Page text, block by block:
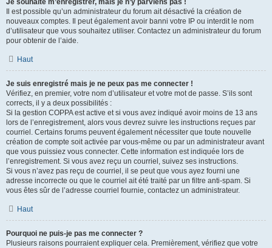
Je souhaite m’enregistrer, mais je n’y parviens pas !
Il est possible qu’un administrateur du forum ait désactivé la création de
nouveaux comptes. Il peut également avoir banni votre IP ou interdit le nom
d’utilisateur que vous souhaitez utiliser. Contactez un administrateur du forum
pour obtenir de l’aide.
Haut
Je suis enregistré mais je ne peux pas me connecter !
Vérifiez, en premier, votre nom d’utilisateur et votre mot de passe. S’ils sont
corrects, il y a deux possibilités :
Si la gestion COPPA est active et si vous avez indiqué avoir moins de 13 ans
lors de l’enregistrement, alors vous devrez suivre les instructions reçues par
courriel. Certains forums peuvent également nécessiter que toute nouvelle
création de compte soit activée par vous-même ou par un administrateur avant
que vous puissiez vous connecter. Cette information est indiquée lors de
l’enregistrement. Si vous avez reçu un courriel, suivez ses instructions.
Si vous n’avez pas reçu de courriel, il se peut que vous ayez fourni une
adresse incorrecte ou que le courriel ait été traité par un filtre anti-spam. Si
vous êtes sûr de l’adresse courriel fournie, contactez un administrateur.
Haut
Pourquoi ne puis-je pas me connecter ?
Plusieurs raisons pourraient expliquer cela. Premièrement, vérifiez que votre